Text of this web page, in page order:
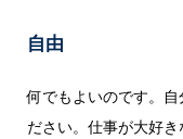
自由
何でもよいのです。
ださい。仕事が大好